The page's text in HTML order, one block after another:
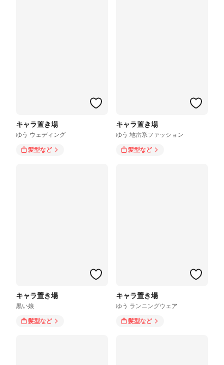
キャラ置き場
ゆう ウェディング
髪型など
キャラ置き場
ゆう 地雷系ファッション
髪型など
キャラ置き場
黒い娘
髪型など
キャラ置き場
ゆう ランニングウェア
髪型など